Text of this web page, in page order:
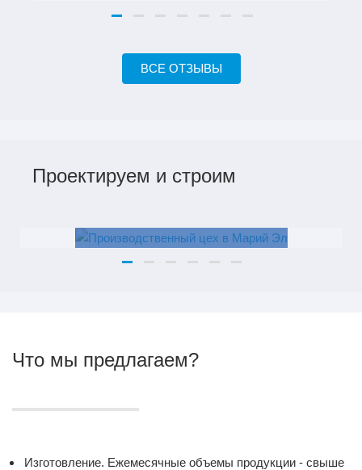
ВСЕ ОТЗЫВЫ
Проектируем и строим
Что мы предлагаем?
Изготовление. Ежемесячные объемы продукции - свыше